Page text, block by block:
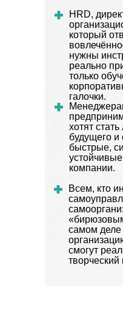
HRD,
который
нужны
реально
только
галочки.
хотят
будущего и
быстрые,
компании.
Всем, кто
самом деле
смогут
творческий